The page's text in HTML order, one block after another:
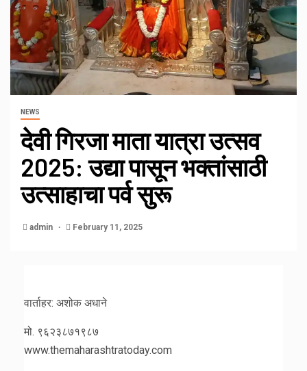
NEWS
देवी गिरजा माता यात्रा उत्सव
2025: उद्या पासून भक्तांसाठी
उत्साहाचा पर्व सुरू
admin February 11, 2025
वार्ताहर: अशोक अधाने
मो. ९६२३८७१९८७
www.themaharashtratoday.com